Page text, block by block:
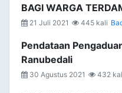
BAGI WARGA
21 Juli 2021 445 kali
Pendataan
Ranubedali
30 Agustus 2021 432